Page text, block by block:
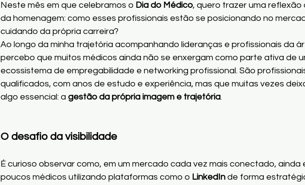
Neste mês em que celebramos o Dia do Médico, quero trazer uma reflexão
da homenagem: como esses profissionais estão se posicionando no
cuidando da própria carreira?
Ao longo da minha trajetória acompanhando lideranças e profissionais da
percebo que muitos médicos ainda não se enxergam como parte ativa de
ecossistema de empregabilidade e networking profissional. São
qualificados, com anos de estudo e experiência, mas que muitas vezes
algo essencial: a gestão da própria imagem e trajetória.
O desafio da visibilidade
É curioso observar como, em um mercado cada vez mais conectado, ainda
poucos médicos utilizando plataformas como o LinkedIn de forma